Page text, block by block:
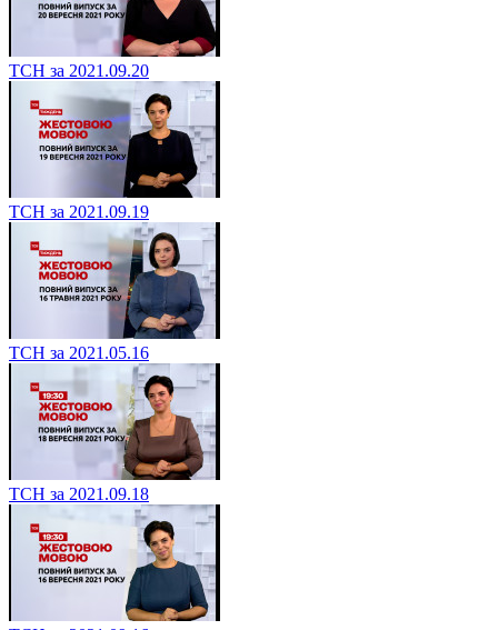
ТСН за 2021.09.20
ТСН за 2021.09.19
ТСН за 2021.05.16
ТСН за 2021.09.18